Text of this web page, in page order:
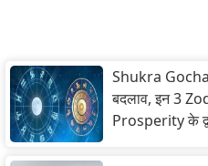
Shukra
बदलाव, इन 3
Prosperity के